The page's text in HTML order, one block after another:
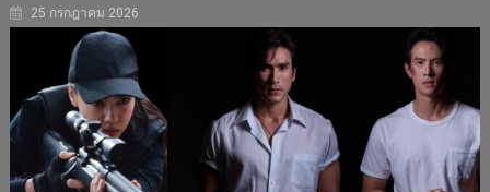
25 กรกฎาคม 2026